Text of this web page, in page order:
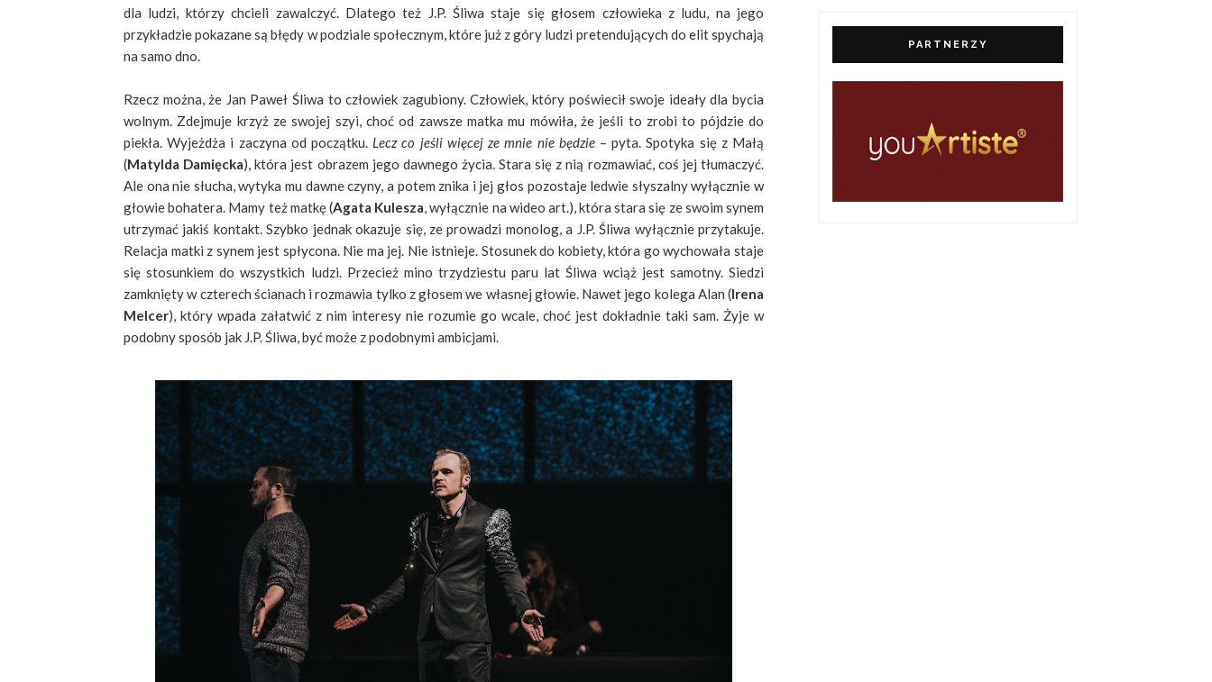
dla ludzi, którzy chcieli zawalczyć. Dlatego też J.P. Śliwa staje się głosem człowieka z ludu, na jego
przykładzie pokazane są błędy w podziale społecznym, które już z góry ludzi pretendujących do elit spychają
na samo dno.
Rzecz można, że Jan Paweł Śliwa to człowiek zagubiony. Człowiek, który poświecił swoje ideały dla bycia
wolnym. Zdejmuje krzyż ze swojej szyi, choć od zawsze matka mu mówiła, że jeśli to zrobi to pójdzie do
piekła. Wyjeżdża i zaczyna od początku. Lecz co jeśli więcej ze mnie nie będzie– pyta. Spotyka się z Małą
(Matylda Damięcka), która jest obrazem jego dawnego życia. Stara się z nią rozmawiać, coś jej tłumaczyć.
Ale ona nie słucha, wytyka mu dawne czyny, a potem znika i jej głos pozostaje ledwie słyszalny wyłącznie w
głowie bohatera. Mamy też matkę (Agata Kulesza, wyłącznie na wideo art.), która stara się ze swoim synem
utrzymać jakiś kontakt. Szybko jednak okazuje się, ze prowadzi monolog, a J.P. Śliwa wyłącznie przytakuje.
Relacja matki z synem jest spłycona. Nie ma jej. Nie istnieje. Stosunek do kobiety, która go wychowała staje
się stosunkiem do wszystkich ludzi. Przecież mino trzydziestu paru lat Śliwa wciąż jest samotny. Siedzi
zamknięty w czterech ścianach i rozmawia tylko z głosem we własnej głowie. Nawet jego kolega Alan (Irena
Melcer), który wpada załatwić z nim interesy nie rozumie go wcale, choć jest dokładnie taki sam. Żyje w
podobny sposób jak J.P. Śliwa, być może z podobnymi ambicjami.
PARTNERZY